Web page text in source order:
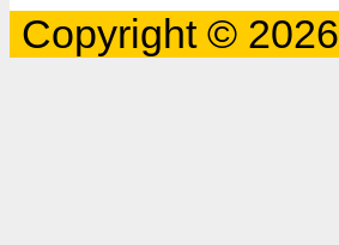
Copyright ©